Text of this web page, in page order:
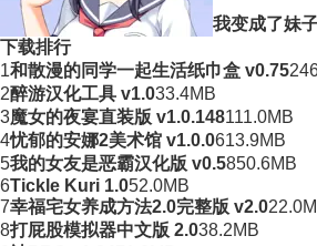
我变成了妹
下载排行
1和散漫的同学一起生活纸巾盒 v0.75
2醉游汉化工具 v1.033.4MB
3魔女的夜宴直装版 v1.0.148111.0MB
4忧郁的安娜2美术馆 v1.0.0613.9MB
5我的女友是恶霸汉化版 v0.5850.6MB
6Tickle Kuri 1.052.0MB
7幸福宅女养成方法2.0完整版 v2.0
8打屁股模拟器中文版 2.038.2MB